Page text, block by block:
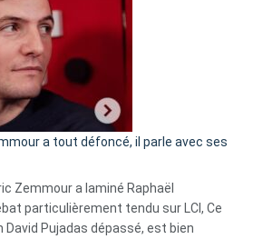
d’alliance
secrète
«
C’est
fake
news
»
a tout défoncé, il parle avec ses
Zemmour a laminé Raphaël
particulièrement tendu sur LCI, Ce
David Pujadas dépassé, est bien